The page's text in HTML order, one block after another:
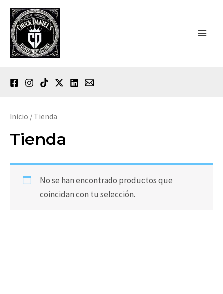
contenido
Inicio / Tienda
Tienda
No se han encontrado productos que
coincidan con tu selección.